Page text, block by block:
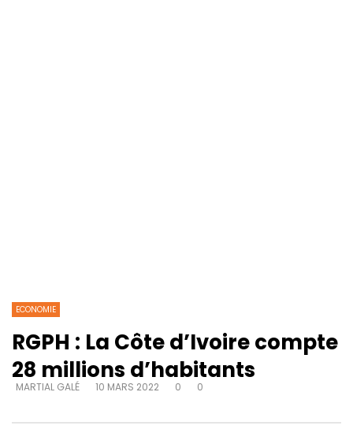
ECONOMIE
RGPH : La Côte d’Ivoire compte
28 millions d’habitants
MARTIAL GALÉ 10 MARS 2022 0 0